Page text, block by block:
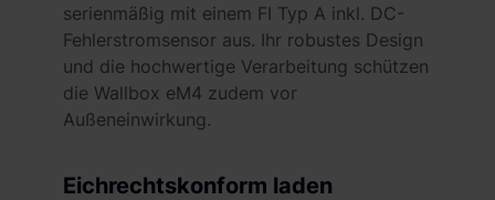
serienmäßig mit einem FI Typ A inkl. DC-
Fehlerstromsensor aus. Ihr robustes Design
und die hochwertige Verarbeitung schützen
die Wallbox eM4 zudem vor
Außeneinwirkung.
Eichrechtskonform laden